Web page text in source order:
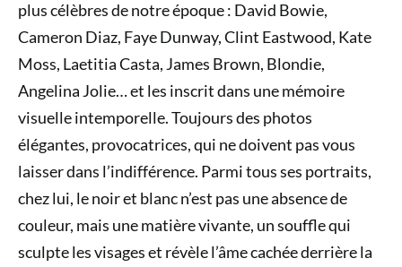
plus célèbres de notre époque : David Bowie,
Cameron Diaz, Faye Dunway, Clint Eastwood, Kate
Moss, Laetitia Casta, James Brown, Blondie,
Angelina Jolie… et les inscrit dans une mémoire
visuelle intemporelle. Toujours des photos
élégantes, provocatrices, qui ne doivent pas vous
laisser dans l’indifférence. Parmi tous ses portraits,
chez lui, le noir et blanc n’est pas une absence de
couleur, mais une matière vivante, un souffle qui
sculpte les visages et révèle l’âme cachée derrière la